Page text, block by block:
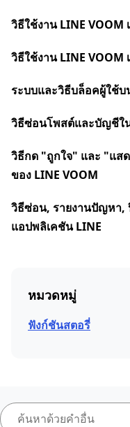
วิธีใช้งาน LINE VOOM
วิธีใช้งาน LINE
ระบบและวิธีบล็อคผู้ใช้บ
วิธีซ่อนโพสต์และบัญชีใ
วิธีกด "ถูกใจ" และ "แส
ของ LINE VOOM
วิธีซ่อน, รายงานปัญหา,
แอปพลิเคชัน LINE
หมวดหมู่
ฟังก์ชันสตอรี่